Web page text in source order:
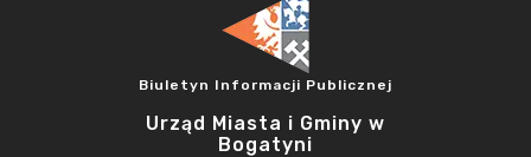
Biuletyn Informacji Publicznej
Urząd Miasta i Gminy w
Bogatyni